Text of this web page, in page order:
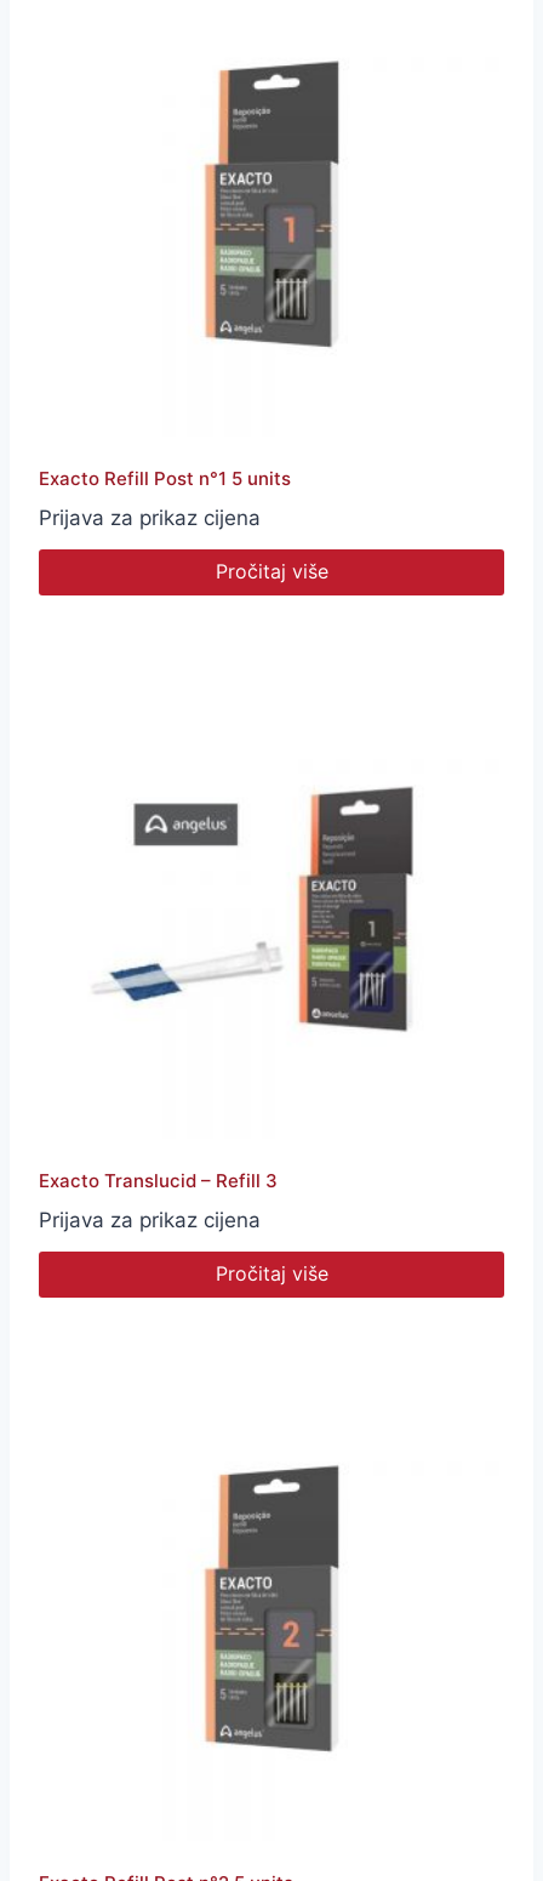
Exacto Refill Post n°1 5 units
Prijava za prikaz cijena
Pročitaj više
Exacto Translucid – Refill 3
Prijava za prikaz cijena
Pročitaj više